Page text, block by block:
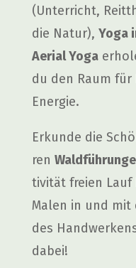
(Unter­richt,
die Natur), Yoga
Aeri­al Yoga
du den Raum
Ener­gie.
Erkun­de die
ren
ti­vi­tät frei­en Lauf
Malen in und mit
des
dabei!